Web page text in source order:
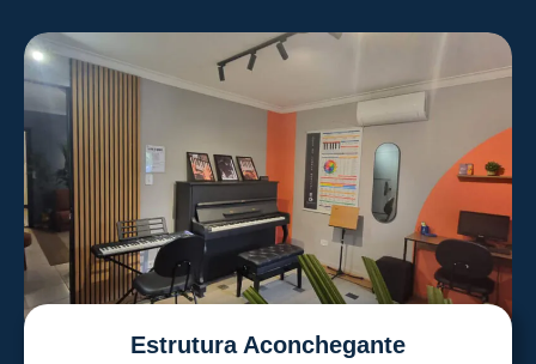
Estrutura Aconchegante